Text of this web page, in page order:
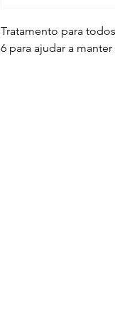
Tratamento para
6 para ajudar a